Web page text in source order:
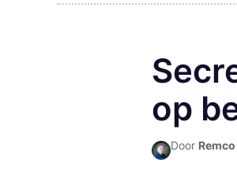
op
Door